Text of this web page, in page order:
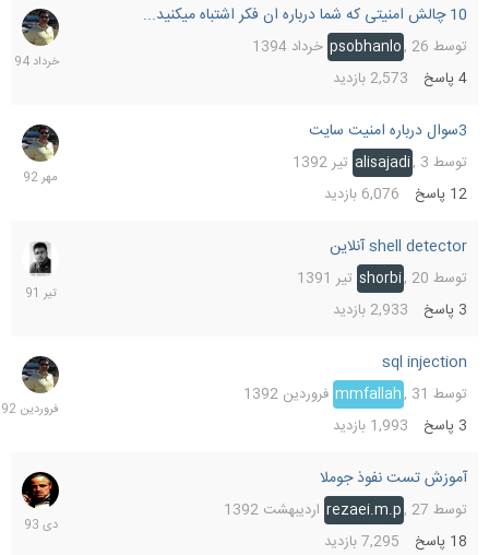
10 چالش امنیتی که شما درباره ان فکر اشتباه میکنید...
توسط psobhanlo ,26 خرداد 1394
4پاسخ 2,573بازدید
28
توسط alisajadi , 3 تیر 1392
12 پاسخ 6,076 بازدید
18
مهر
shell detector آنلاین
توسط shorbi ,20 تیر 1391
پاسخ 2,933بازدید
sql injection
توسط mmfallah ,31 فروردین 1392
پاسخ 1,993 بازدید
31
آموزش تست نفوذ جوملا
توسط rezaei.m.p ,27 اردیبهشت 1392
18 پاسخ 7,295 بازدید
29
دی